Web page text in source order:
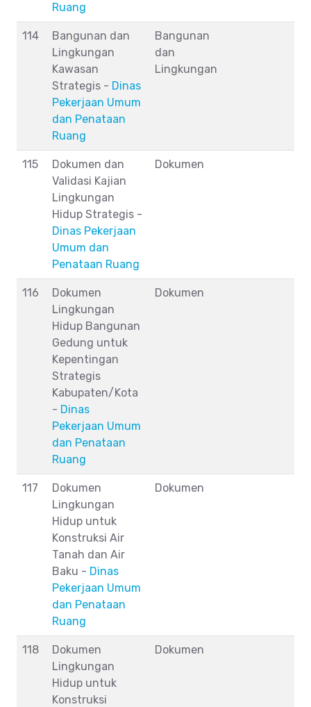
Ruang
114
Bangunan dan
Lingkungan
Kawasan
Strategis - Dinas
Pekerjaan Umum
dan Penataan
Ruang
Bangunan
dan
Lingkungan
115
Dokumen dan
Validasi Kajian
Lingkungan
Hidup Strategis -
Dinas Pekerjaan
Umum dan
Penataan Ruang
Dokumen
116
Dokumen
Lingkungan
Hidup Bangunan
Gedung untuk
Kepentingan
Strategis
Kabupaten/Kota
- Dinas
Pekerjaan Umum
dan Penataan
Ruang
Dokumen
117
Dokumen
Lingkungan
Hidup untuk
Konstruksi Air
Tanah dan Air
Baku - Dinas
Pekerjaan Umum
dan Penataan
Ruang
Dokumen
118
Dokumen
Lingkungan
Hidup untuk
Konstruksi
Dokumen